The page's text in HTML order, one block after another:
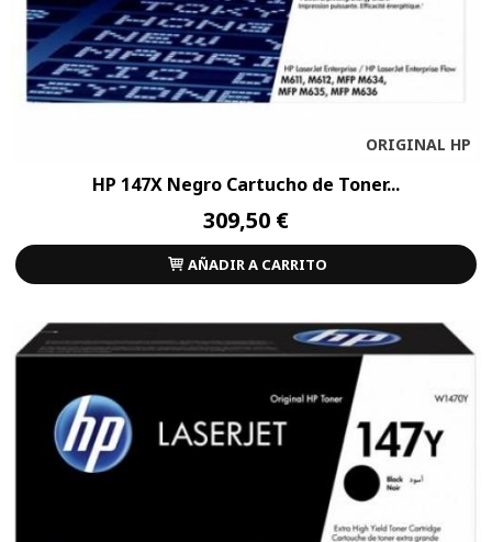
ORIGINAL HP
HP 147X Negro Cartucho de Toner...
309,50 €
AÑADIR A CARRITO